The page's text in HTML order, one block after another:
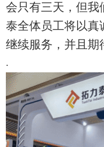
会只有三天，但我
泰全体员工将以真
继续服务，并且期
.